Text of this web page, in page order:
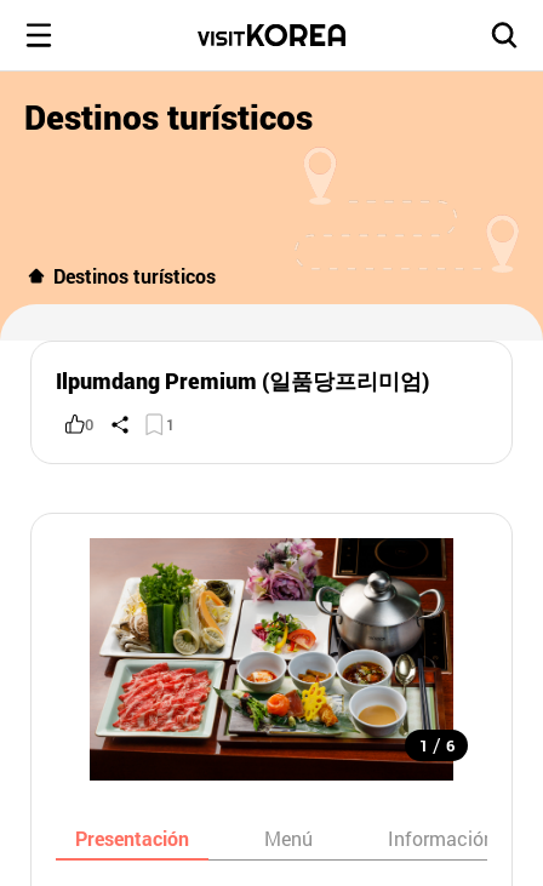
Destinos turísticos
Destinos turísticos
Ilpumdang Premium (일품당프리미엄)
0 1
1 / 6
Presentación Menú Información